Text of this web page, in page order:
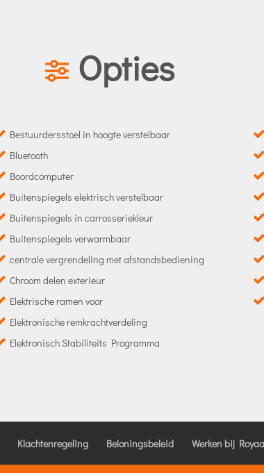
Opties
Bestuurdersstoel in hoogte verstelbaar
Bluetooth
Boordcomputer
Buitenspiegels elektrisch verstelbaar
Buitenspiegels in carrosseriekleur
Buitenspiegels verwarmbaar
centrale vergrendeling met afstandsbediening
Chroom delen exterieur
Elektrische ramen voor
Elektronische remkrachtverdeling
Elektronisch Stabiliteits Programma
Klachtenregeling Beloningsbeleid Werken bij